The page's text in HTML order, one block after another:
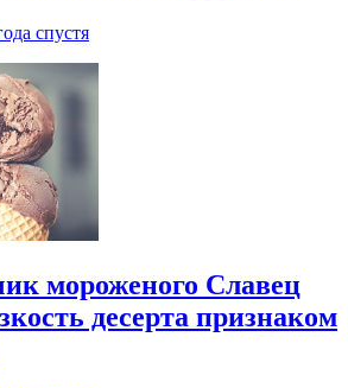
спустя
мороженого Славец
десерта признаком